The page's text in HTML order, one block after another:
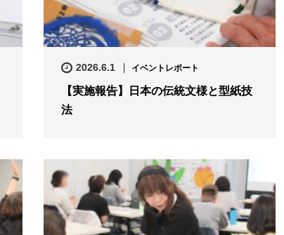
2026.6.1 イベントレポート
【実施報告】日本の伝統文様と型紙技
法